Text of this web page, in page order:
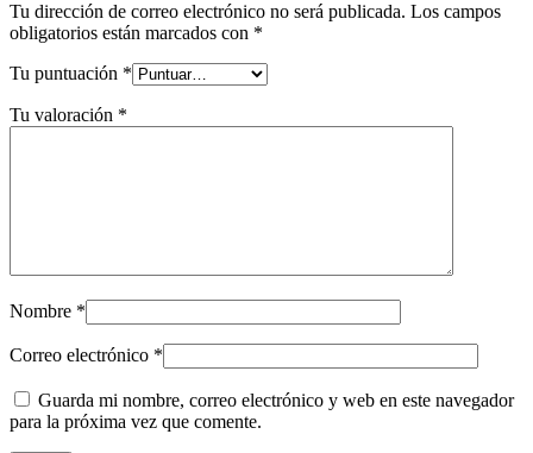
Tu dirección de correo electrónico no será publicada. Los campos
obligatorios están marcados con *
Tu puntuación *
Tu valoración *
Nombre *
Correo electrónico *
Guarda mi nombre, correo electrónico y web en este navegador
para la próxima vez que comente.